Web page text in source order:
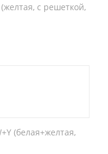
с решеткой,
(белая+желтая,